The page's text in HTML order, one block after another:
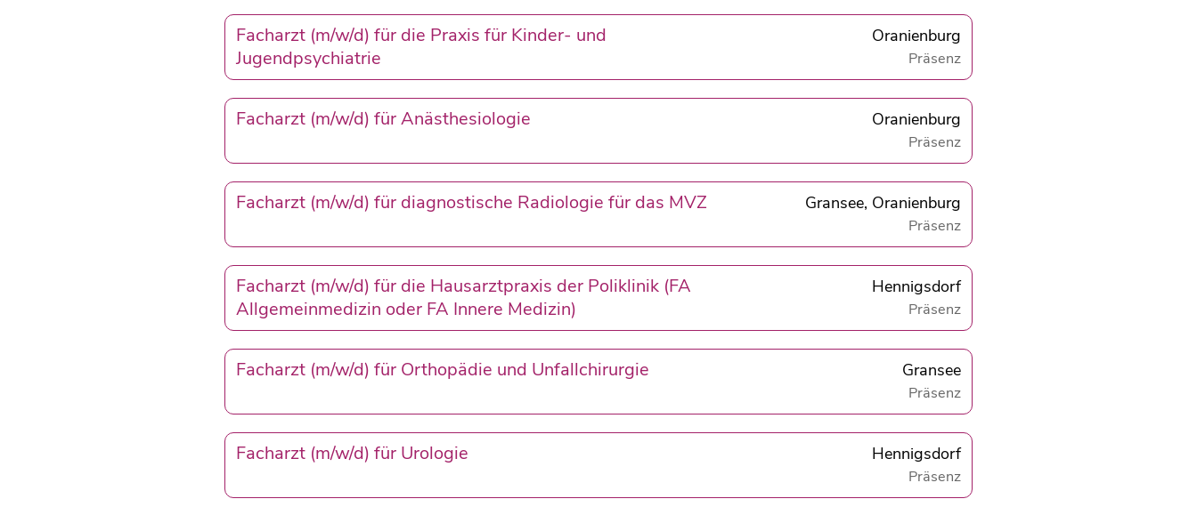
Facharzt (m/w/d) für die Praxis für Kinder- und
Jugendpsychiatrie
Oranienburg
Präsenz
Facharzt (m/w/d) für Anästhesiologie Oranienburg
Präsenz
Facharzt (m/w/d) für diagnostische Radiologie für das MVZ Gransee, Oranienburg
Präsenz
Facharzt (m/w/d) für die Hausarztpraxis der Poliklinik (FA
Allgemeinmedizin oder FA Innere Medizin)
Hennigsdorf
Präsenz
Facharzt (m/w/d) für Orthopädie und Unfallchirurgie Gransee
Präsenz
Facharzt (m/w/d) für Urologie Hennigsdorf
Präsenz